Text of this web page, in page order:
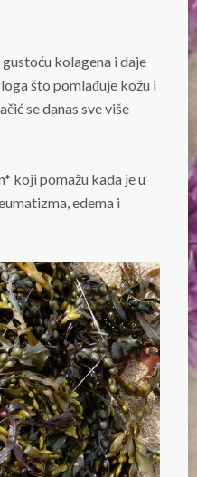
kolagena i daje
što pomlađuje kožu i
se danas sve više
koji pomažu kada je u
edema i